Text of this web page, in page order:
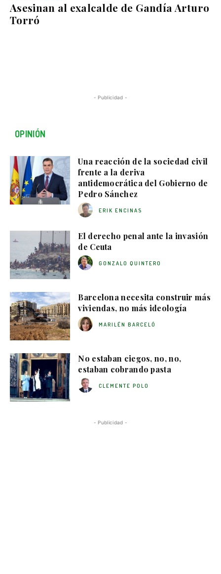
Asesinan al exalcalde de Gandía Arturo
Torró
- Publicidad -
OPINIÓN
Una reacción de la sociedad civil
frente a la deriva
antidemocrática del Gobierno de
Pedro Sánchez
ERIK ENCINAS
El derecho penal ante la invasión
de Ceuta
GONZALO QUINTERO
Barcelona necesita construir más
viviendas, no más ideología
MARILÉN BARCELÓ
No estaban ciegos, no, no,
estaban cobrando pasta
CLEMENTE POLO
- Publicidad -